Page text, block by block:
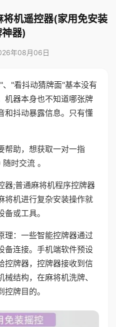
机遥控器(家用免安装
器)
年08月06日
"看抖动猜牌面"基本没有
机器本身也不知道哪张牌
和抖动暴露信息。只有懂
帮助，想获取一对一指
时交流 。
器;普通麻将机程序控牌器
将机进行复杂安装操作就
或工具。
理：一些智能控牌器通过
备连接。手机端软件预设
控牌器，控牌器接收到信
结构，在麻将机洗牌、
牌目的。